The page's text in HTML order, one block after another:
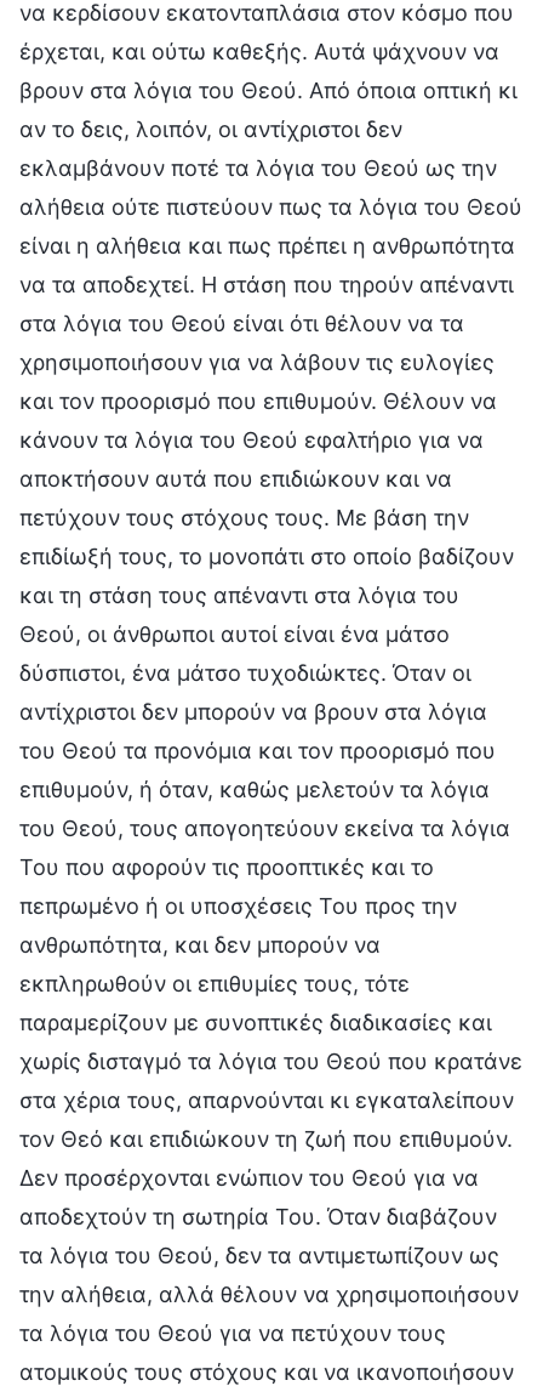
να κερδίσουν εκατονταπλάσια στον κόσμο που
έρχεται, και ούτω καθεξής. Αυτά ψάχνουν να
βρουν στα λόγια του Θεού. Από όποια οπτική κι
αν το δεις, λοιπόν, οι αντίχριστοι δεν
εκλαμβάνουν ποτέ τα λόγια του Θεού ως την
αλήθεια ούτε πιστεύουν πως τα λόγια του Θεού
είναι η αλήθεια και πως πρέπει η ανθρωπότητα
να τα αποδεχτεί. Η στάση που τηρούν απέναντι
στα λόγια του Θεού είναι ότι θέλουν να τα
χρησιμοποιήσουν για να λάβουν τις ευλογίες
και τον προορισμό που επιθυμούν. Θέλουν να
κάνουν τα λόγια του Θεού εφαλτήριο για να
αποκτήσουν αυτά που επιδιώκουν και να
πετύχουν τους στόχους τους. Με βάση την
επιδίωξή τους, το μονοπάτι στο οποίο βαδίζουν
και τη στάση τους απέναντι στα λόγια του
Θεού, οι άνθρωποι αυτοί είναι ένα μάτσο
δύσπιστοι, ένα μάτσο τυχοδιώκτες. Όταν οι
αντίχριστοι δεν μπορούν να βρουν στα λόγια
του Θεού τα προνόμια και τον προορισμό που
επιθυμούν, ή όταν, καθώς μελετούν τα λόγια
του Θεού, τους απογοητεύουν εκείνα τα λόγια
Του που αφορούν τις προοπτικές και το
πεπρωμένο ή οι υποσχέσεις Του προς την
ανθρωπότητα, και δεν μπορούν να
εκπληρωθούν οι επιθυμίες τους, τότε
παραμερίζουν με συνοπτικές διαδικασίες και
χωρίς δισταγμό τα λόγια του Θεού που κρατάνε
στα χέρια τους, απαρνούνται κι εγκαταλείπουν
τον Θεό και επιδιώκουν τη ζωή που επιθυμούν.
Δεν προσέρχονται ενώπιον του Θεού για να
αποδεχτούν τη σωτηρία Του. Όταν διαβάζουν
τα λόγια του Θεού, δεν τα αντιμετωπίζουν ως
την αλήθεια, αλλά θέλουν να χρησιμοποιήσουν
τα λόγια του Θεού για να πετύχουν τους
ατομικούς τους στόχους και να ικανοποιήσουν